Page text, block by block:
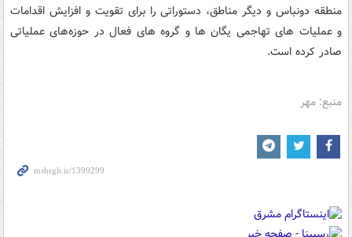
منطقه دونباس و دیگر مناطق، دستوراتی را برای تقویت و افزایش اقدامات
و عملیات‌ های تهاجمی یگان‌ ها و گروه‌ های فعال در حوزه‌های عملیاتی
صادر کرده است.
منبع: مهر